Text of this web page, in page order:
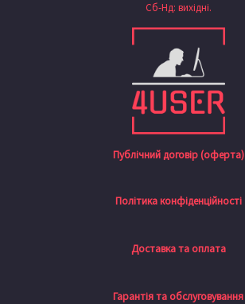
Сб-Нд: вихідні.
Публічний договір (оферта)
Політика конфіденційності
Доставка та оплата
Гарантія та обслуговування